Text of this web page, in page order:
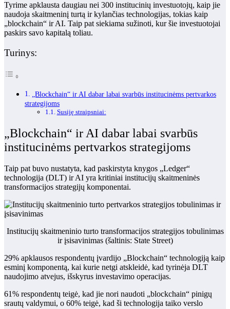
Tyrime apklausta daugiau nei 300 institucinių investuotojų, kaip jie
naudoja skaitmeninį turtą ir kylančias technologijas, tokias kaip
„blockchain“ ir AI. Taip pat siekiama sužinoti, kur šie investuotojai
paskirs savo kapitalą toliau.
Turinys:
„Blockchain“ ir AI dabar labai svarbūs institucinėms pertvarkos
strategijoms
Susiję straipsniai:
„Blockchain“ ir AI dabar labai svarbūs
institucinėms pertvarkos strategijoms
Taip pat buvo nustatyta, kad paskirstyta knygos „Ledger“
technologija (DLT) ir AI yra kritiniai institucijų skaitmeninės
transformacijos strategijų komponentai.
Institucijų skaitmeninio turto transformacijos strategijos tobulinimas
ir įsisavinimas (šaltinis: State Street)
29% apklausos respondentų įvardijo „Blockchain“ technologiją kaip
esminį komponentą, kai kurie netgi atskleidė, kad tyrinėja DLT
naudojimo atvejus, išskyrus investavimo operacijas.
61% respondentų teigė, kad jie nori naudoti „blockchain“ pinigų
srautų valdymui, o 60% teigė, kad ši technologija taiko verslo